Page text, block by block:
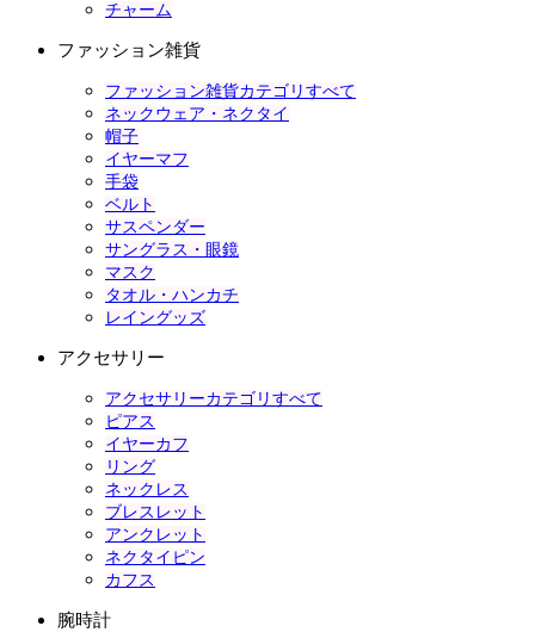
チャーム
ファッション雑貨
ファッション雑貨カテゴリすべて
ネックウェア・ネクタイ
帽子
イヤーマフ
手袋
ベルト
サスペンダー
サングラス・眼鏡
マスク
タオル・ハンカチ
レイングッズ
アクセサリー
アクセサリーカテゴリすべて
ピアス
イヤーカフ
リング
ネックレス
ブレスレット
アンクレット
ネクタイピン
カフス
腕時計